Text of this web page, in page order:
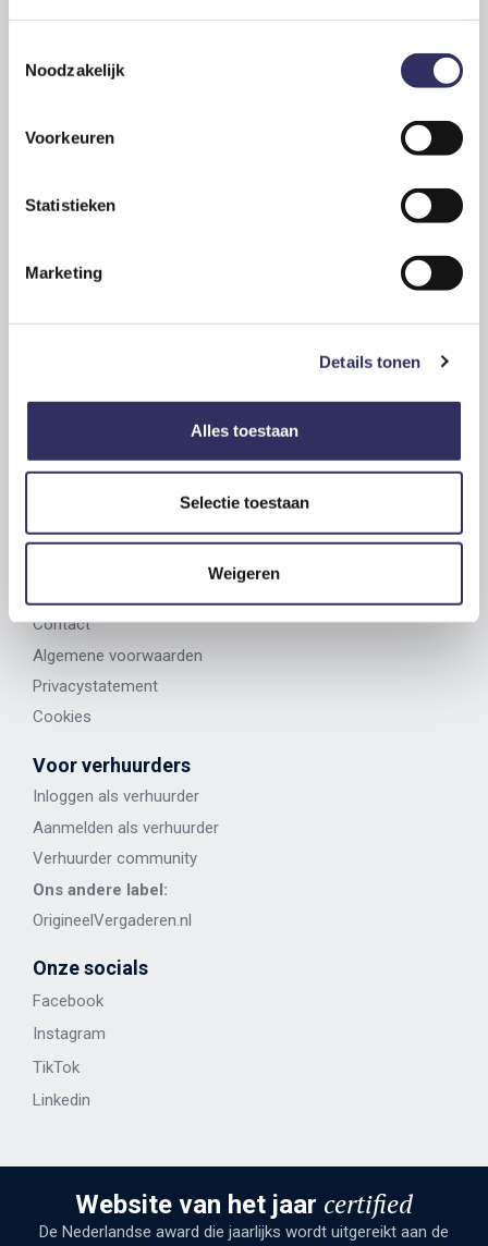
Noodzakelijk
Voorkeuren
Statistieken
Marketing
Details tonen
Alles toestaan
Selectie toestaan
Weigeren
Bekijk allecollecties
Thema's
Over OrigineelOvernachten
Hulp
Contact
Algemene voorwaarden
Privacystatement
Cookies
Voor verhuurders
Inloggen als verhuurder
Aanmelden als verhuurder
Verhuurder community
Ons andere label:
OrigineelVergaderen.nl
Onze socials
Facebook
Instagram
TikTok
Linkedin
Website van het jaar certified
De Nederlandse award die jaarlijks wordt uitgereikt aan de